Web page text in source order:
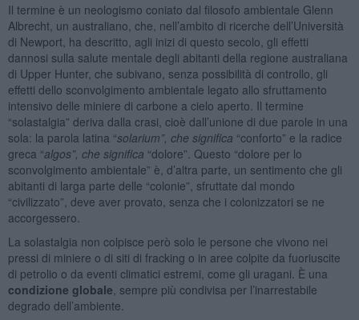
Il termine è un neologismo coniato dal filosofo ambientale Glenn
Albrecht, un australiano, che, nell’ambito di ricerche dell’Università
di Newport, ha descritto, agli inizi di questo secolo, gli effetti
dannosi sulla salute mentale degli abitanti della regione australiana
di Upper Hunter, che subivano, senza possibilità di controllo, gli
effetti dello sconvolgimento ambientale legato allo sfruttamento
intensivo delle miniere di carbone a cielo aperto. Il termine
“solastalgia” deriva dalla crasi, cioè dall’unione di due parole in una
sola: la parola latina “solarium”, che significa “conforto” e la radice
greca “algos”, che significa “dolore”. Questo “dolore per lo
sconvolgimento ambientale” è, d’altra parte, un sentimento che gli
abitanti di larga parte delle “colonie”, sfruttate dal mondo
“civilizzato”, deve aver provato, senza che i colonizzatori se ne
accorgessero.
La solastalgia non colpisce però solo le persone che vivono nei
pressi di miniere o di siti di fracking o in aree colpite da fuoriuscite
di petrolio o da eventi climatici estremi, come gli uragani. È una
condizione globale , sempre più condivisa per l’inarrestabile
degrado dell’ambiente.